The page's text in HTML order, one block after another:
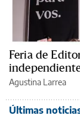
Feria de
Agustina Larrea
Últimas